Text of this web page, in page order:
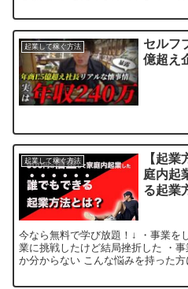
起業して稼ぐ方法
セルフ
億超え
起業して稼ぐ方法
【起
庭内起
る起業
今なら無料で学び放題！↓ ・事業を
業に挑戦したけど結局挫折した ・
か分からない こんな悩みを持った